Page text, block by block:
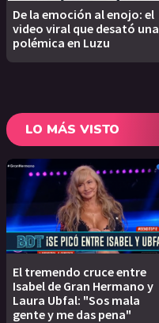
De la emoción al enojo: el
video viral que desató una
polémica en Luzu
LO MÁS VISTO
El tremendo cruce entre
Isabel de Gran Hermano y
Laura Ubfal: "Sos mala
gente y me das pena"